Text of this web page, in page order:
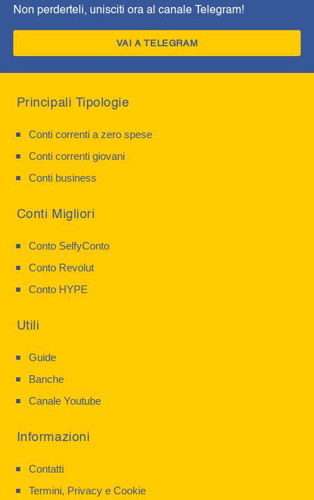
Non perderteli, unisciti ora al canale Telegram!
VAI A TELEGRAM
Principali Tipologie
Conti correnti a zero spese
Conti correnti giovani
Conti business
Conti Migliori
Conto SelfyConto
Conto Revolut
Conto HYPE
Utili
Guide
Banche
Canale Youtube
Informazioni
Contatti
Termini, Privacy e Cookie